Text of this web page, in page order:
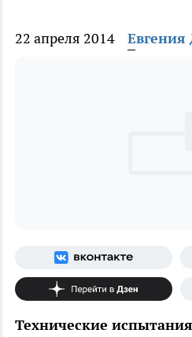
22 апреля 2014 Евгения
Технические